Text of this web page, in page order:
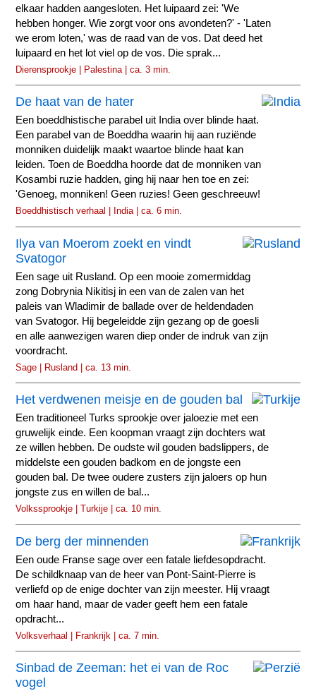
elkaar hadden aangesloten. Het luipaard zei: 'We
hebben honger. Wie zorgt voor ons avondeten?' - 'Laten
we erom loten,' was de raad van de vos. Dat deed het
luipaard en het lot viel op de vos. Die sprak...
Dierensprookje | Palestina | ca. 3 min.
De haat van de hater
Een boeddhistische parabel uit India over blinde haat.
Een parabel van de Boeddha waarin hij aan ruziënde
monniken duidelijk maakt waartoe blinde haat kan
leiden. Toen de Boeddha hoorde dat de monniken van
Kosambi ruzie hadden, ging hij naar hen toe en zei:
'Genoeg, monniken! Geen ruzies! Geen geschreeuw!
Boeddhistisch verhaal | India | ca. 6 min.
Ilya van Moerom zoekt en vindt
Svatogor
Een sage uit Rusland. Op een mooie zomermiddag
zong Dobrynia Nikitisj in een van de zalen van het
paleis van Wladimir de ballade over de heldendaden
van Svatogor. Hij begeleidde zijn gezang op de goesli
en alle aanwezigen waren diep onder de indruk van zijn
voordracht.
Sage | Rusland | ca. 13 min.
Het verdwenen meisje en de gouden bal
Een traditioneel Turks sprookje over jaloezie met een
gruwelijk einde. Een koopman vraagt zijn dochters wat
ze willen hebben. De oudste wil gouden badslippers, de
middelste een gouden badkom en de jongste een
gouden bal. De twee oudere zusters zijn jaloers op hun
jongste zus en willen de bal...
Volkssprookje | Turkije | ca. 10 min.
De berg der minnenden
Een oude Franse sage over een fatale liefdesopdracht.
De schildknaap van de heer van Pont-Saint-Pierre is
verliefd op de enige dochter van zijn meester. Hij vraagt
om haar hand, maar de vader geeft hem een fatale
opdracht...
Volksverhaal | Frankrijk | ca. 7 min.
Sinbad de Zeeman: het ei van de Roc
vogel